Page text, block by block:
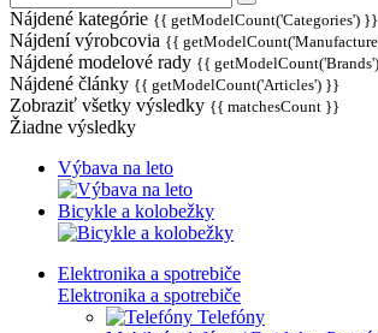
Nájdené kategórie {{ getModelCount('Categories') }}
Nájdení výrobcovia {{
Nájdené modelové rady {{
Nájdené články {{ getModelCount('Articles') }}
Zobraziť všetky výsledky {{ matchesCount }}
Žiadne výsledky
Výbava na leto
Bicykle a kolobežky
Elektronika a spotrebiče
Elektronika a spotrebiče
Telefóny